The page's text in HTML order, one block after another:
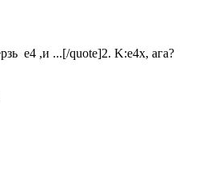
e4 ,и ...[/quote]2. K:e4x, ага?